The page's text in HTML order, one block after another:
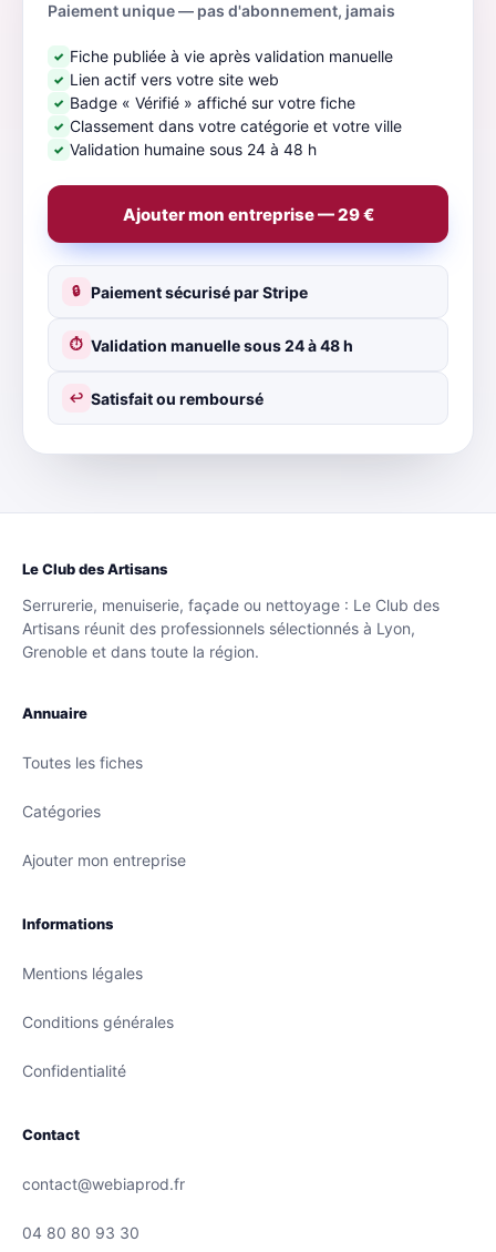
Paiement unique — pas d'abonnement, jamais
✓ Fiche publiée à vie après validation manuelle
✓ Lien actif vers votre site web
✓ Badge « Vérifié » affiché sur votre fiche
✓ Classement dans votre catégorie et votre ville
✓ Validation humaine sous 24 à 48 h
Ajouter mon entreprise — 29 €
🔒 Paiement sécurisé par Stripe
⏱ Validation manuelle sous 24 à 48 h
↩ Satisfait ou remboursé
Le Club des Artisans
Serrurerie, menuiserie, façade ou nettoyage : Le Club des
Artisans réunit des professionnels sélectionnés à Lyon,
Grenoble et dans toute la région.
Annuaire
Toutes les fiches
Catégories
Ajouter mon entreprise
Informations
Mentions légales
Conditions générales
Confidentialité
Contact
contact@webiaprod.fr
04 80 80 93 30